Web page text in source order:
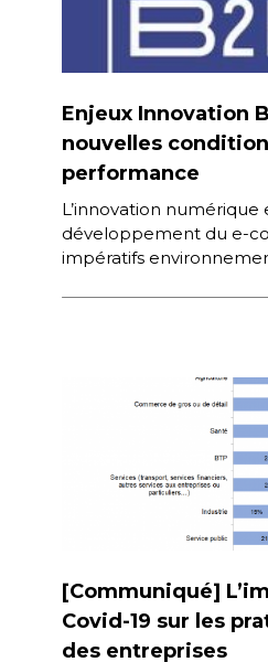
Enjeux Innovation
nouvelles
performance
L’innovation numérique
développement du e-
impératifs
[Communiqué]
Covid-19 sur les
des entreprises